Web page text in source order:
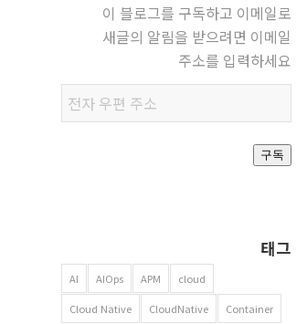
이 블로그를 구독하고 이메일로
새글의 알림을 받으려면 이메일
주소를 입력하세요
우편
주소
구독
태그
AI AIOps APM cloud
Cloud Native CloudNative Container